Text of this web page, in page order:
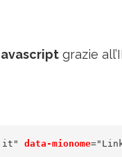
grazie
data-mionome